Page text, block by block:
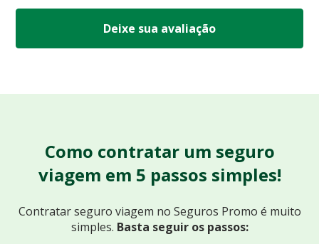
Deixe sua avaliação
Como contratar um seguro
viagem em 5 passos simples!
Contratar seguro viagem no Seguros Promo é muito
simples. Basta seguir os passos: